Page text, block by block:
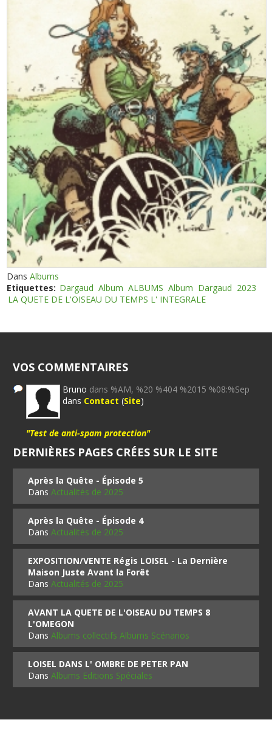
DansAlbums
Etiquettes: Dargaud Album ALBUMS Album Dargaud 2023
LA QUETE DE L'OISEAU DU TEMPS L' INTEGRALE
VOS COMMENTAIRES
Bruno dans %AM, %20 %404 %2015 %08:%Sep
dans Contact (Site)
"Test de anti-spam protection"
DERNIÈRES PAGES CRÉES SUR LE SITE
Après la Quête - Épisode 5
DansActualités de 2025
Après la Quête - Épisode 4
DansActualités de 2025
EXPOSITION/VENTE Régis LOISEL - La Dernière
Maison Juste Avant la Forêt
DansActualités de 2025
AVANT LA QUETE DE L'OISEAU DU TEMPS 8
L'OMEGON
DansAlbums collectifs Albums Scénarios
LOISEL DANS L' OMBRE DE PETER PAN
DansAlbums Editions Spéciales